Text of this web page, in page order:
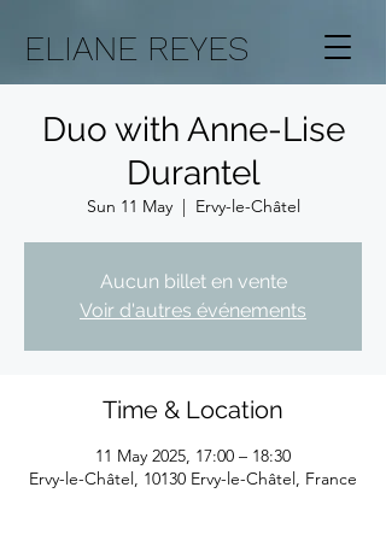
ELIANE REYES
Duo with Anne-Lise
Durantel
Sun 11 May
  |
Ervy-le-Châtel
Aucun billet en vente
Voir d'autres événements
Time & Location
11 May 2025, 17:00 – 18:30
Ervy-le-Châtel, 10130 Ervy-le-Châtel, France